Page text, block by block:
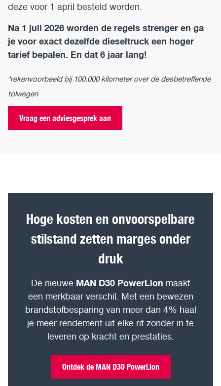
deze voor 1 april besteld worden.
Na 1 juli 2026 worden de regels strenger en ga
je voor exact dezelfde dieseltruck een hoger
tarief bepalen. En dat 6 jaar lang!
*rekenvoorbeeld bij 100.000 kilometer over de desbetreffende
tolwegen
Vraag een adviesgesprek aan
Hoge kosten en onvoorspelbare
stilstand zetten marges onder
druk
De nieuwe MAN D30 PowerLion maakt
een merkbaar verschil. Met een bewezen
brandstofbesparing van meer dan 4% haal
je meer rendement uit elke rit zonder in te
leveren op kracht en prestaties.
Ontdek de MAN D30 PowerLion